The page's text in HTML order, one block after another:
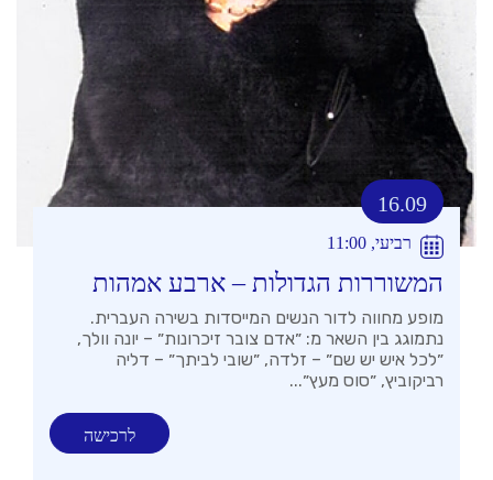
16.09
רביעי, 11:00
המשוררות הגדולות – ארבע אמהות
מופע מחווה לדור הנשים המייסדות בשירה העברית.
נתמוגג בין השאר מ: ״אדם צובר זיכרונות״ – יונה וולך,
״לכל איש יש שם״ – זלדה, ״שובי לביתך״ – דליה
רביקוביץ, ״סוס מעץ״...
לרכישה